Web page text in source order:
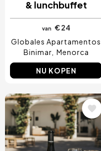
& lunchbuffet
van € 24
Globales Apartamentos
Binimar Menorca
NU KOPEN
Afbeelding